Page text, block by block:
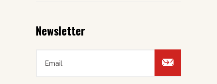
Newsletter
